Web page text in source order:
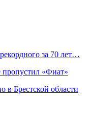
за 70 лет…
пропустил «Фиат»
в Брестской области